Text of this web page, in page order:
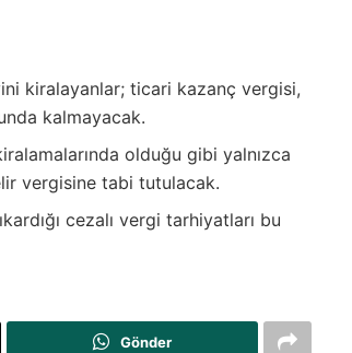
kiralayanlar; ticari kazanç vergisi,
kalmayacak.
olduğu gibi yalnızca
vergisine tabi tutulacak.
cezalı vergi tarhiyatları bu
Gönder